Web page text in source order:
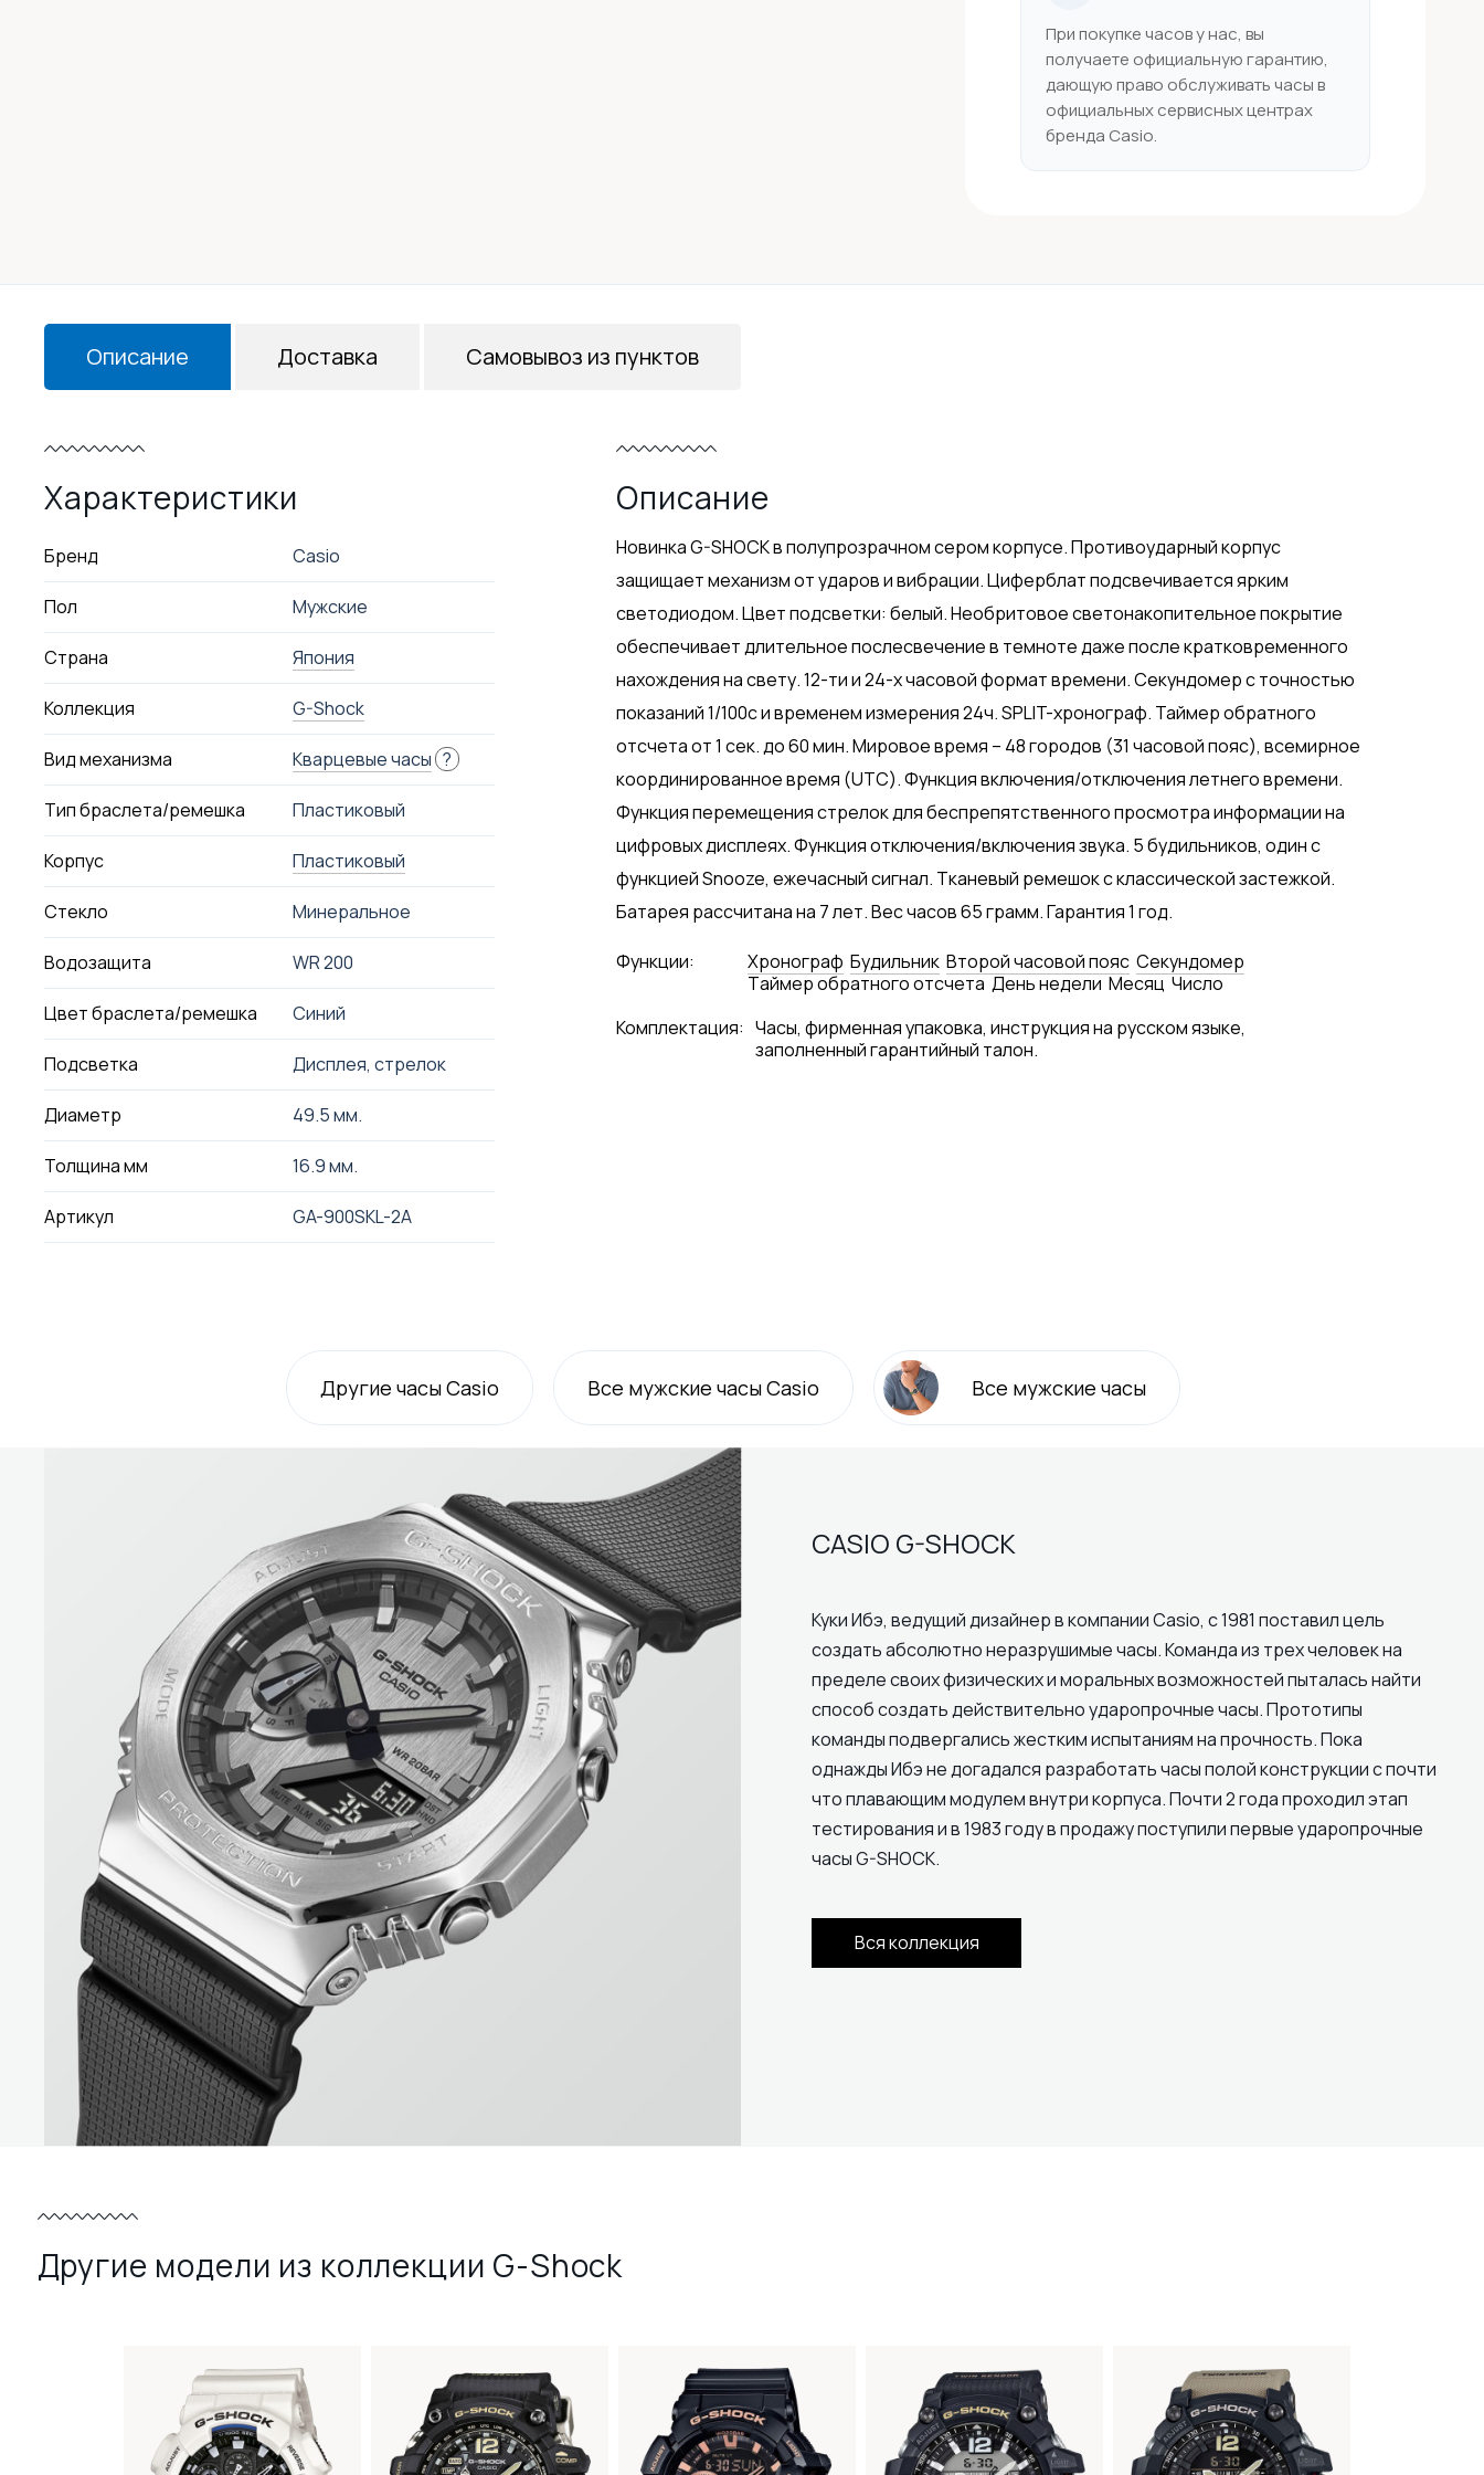
При покупке часов у нас, вы
получаете официальную гарантию,
дающую право обслуживать часы в
официальных сервисных центрах
бренда Casio.
Описание
Характеристики
Бренд Casio
Пол Мужские
Страна Япония
Коллекция G-Shock
Вид механизма Кварцевые часы ?
Тип браслета/ремешка Пластиковый
Корпус Пластиковый
Стекло Минеральное
Водозащита WR 200
Цвет браслета/ремешка Синий
Подсветка Дисплея, стрелок
Диаметр 49.5 мм.
Толщина мм 16.9 мм.
Артикул GA-900SKL-2A
Описание
Новинка G-SHOCK в полупрозрачном сером корпусе. Противоударный корпус
защищает механизм от ударов и вибрации. Циферблат подсвечивается ярким
светодиодом. Цвет подсветки: белый. Необритовое светонакопительное покрытие
обеспечивает длительное послесвечение в темноте даже после кратковременного
нахождения на свету. 12-ти и 24-х часовой формат времени. Секундомер с точностью
показаний 1/100с и временем измерения 24ч. SPLIT-хронограф. Таймер обратного
отсчета от 1 сек. до 60 мин. Мировое время – 48 городов (31 часовой пояс), всемирное
координированное время (UTC). Функция включения/отключения летнего времени.
Функция перемещения стрелок для беспрепятственного просмотра информации на
цифровых дисплеях. Функция отключения/включения звука. 5 будильников, один с
функцией Snooze, ежечасный сигнал. Тканевый ремешок с классической застежкой.
Батарея рассчитана на 7 лет. Вес часов 65 грамм. Гарантия 1 год.
Функции: Хронограф Будильник Второй часовой пояс Секундомер
Tаймер обратного отсчета День недели Месяц Число
Комплектация: Часы, фирменная упаковка, инструкция на русском языке,
заполненный гарантийный талон.
Доставка Самовывоз из пунктов
Другие часы Casio Все мужские часы Casio Все мужские часы
CASIO G-SHOCK
Куки Ибэ, ведущий дизайнер в компании Casio, с 1981 поставил цель
создать абсолютно неразрушимые часы. Команда из трех человек на
пределе своих физических и моральных возможностей пыталась найти
способ создать действительно ударопрочные часы. Прототипы
команды подвергались жестким испытаниям на прочность. Пока
однажды Ибэ не догадался разработать часы полой конструкции с почти
что плавающим модулем внутри корпуса. Почти 2 года проходил этап
тестирования и в 1983 году в продажу поступили первые ударопрочные
часы G-SHOCK.
Вся коллекция
Другие модели из коллекции G-Shock